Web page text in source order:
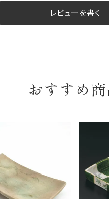
14cm
レビューを書く
おすすめ